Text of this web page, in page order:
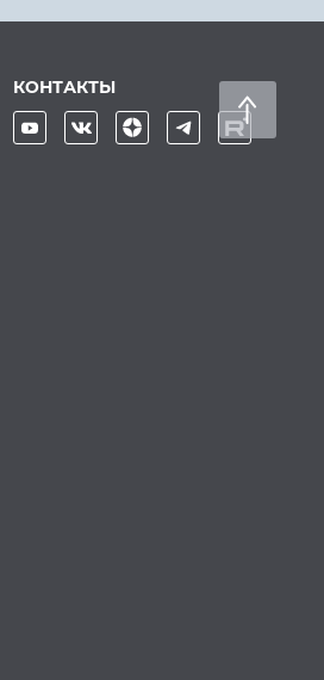
КОНТАКТЫ